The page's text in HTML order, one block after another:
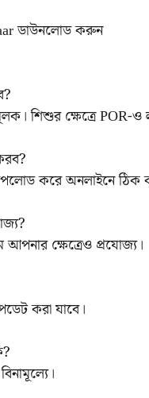
ডাউনলোড করুন
শিশুর ক্ষেত্রে POR-ও
করে অনলাইনে ঠিক
আপনার ক্ষেত্রেও প্রযোজ্য।
করা যাবে।